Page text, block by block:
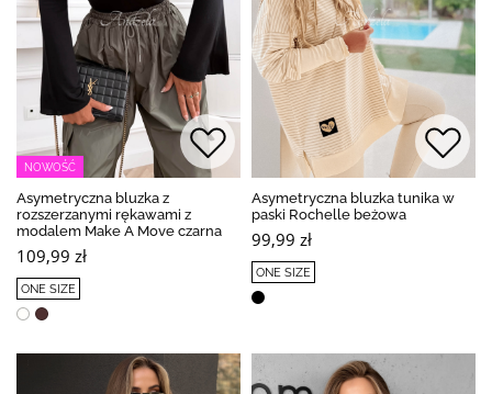
NOWOŚĆ
Asymetryczna bluzka z
rozszerzanymi rękawami z
modalem Make A Move czarna
109,99 zł
ONE SIZE
Asymetryczna bluzka tunika w
paski Rochelle beżowa
99,99 zł
ONE SIZE